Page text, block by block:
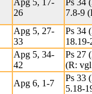
Apg 5, 17-
26
Ps 34
7.8-9
Apg 5, 27-
33
Ps 34
Apg 5, 34-
42
Ps 27
(R:
Apg 6, 1-7
Ps 33
5.18-